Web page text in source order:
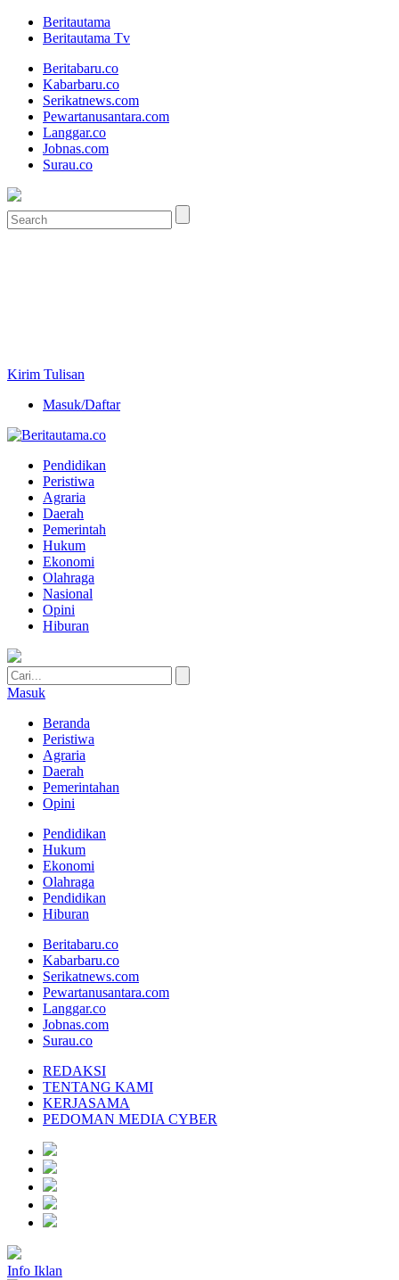
Beritautama
Beritautama Tv
Beritabaru.co
Kabarbaru.co
Serikatnews.com
Pewartanusantara.com
Langgar.co
Jobnas.com
Surau.co
Kirim Tulisan
Masuk/Daftar
Pendidikan
Peristiwa
Agraria
Daerah
Pemerintah
Hukum
Ekonomi
Olahraga
Nasional
Opini
Hiburan
Masuk
Beranda
Peristiwa
Agraria
Daerah
Pemerintahan
Opini
Pendidikan
Hukum
Ekonomi
Olahraga
Pendidikan
Hiburan
Beritabaru.co
Kabarbaru.co
Serikatnews.com
Pewartanusantara.com
Langgar.co
Jobnas.com
Surau.co
REDAKSI
TENTANG KAMI
KERJASAMA
PEDOMAN MEDIA CYBER
Info Iklan